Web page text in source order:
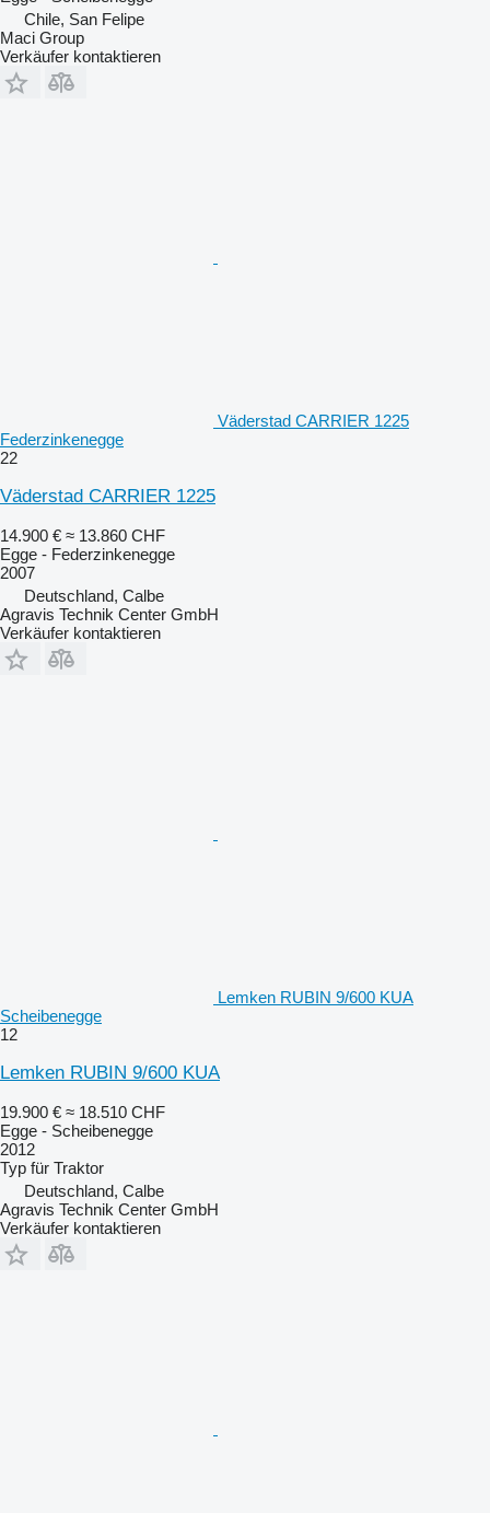
Chile, San Felipe
Maci Group
Verkäufer kontaktieren
Väderstad CARRIER 1225
Federzinkenegge
22
Väderstad CARRIER 1225
14.900 € ≈ 13.860 CHF
Egge - Federzinkenegge
2007
Deutschland, Calbe
Agravis Technik Center GmbH
Verkäufer kontaktieren
Lemken RUBIN 9/600 KUA
Scheibenegge
12
Lemken RUBIN 9/600 KUA
19.900 € ≈ 18.510 CHF
Egge - Scheibenegge
2012
Typ für Traktor
Deutschland, Calbe
Agravis Technik Center GmbH
Verkäufer kontaktieren